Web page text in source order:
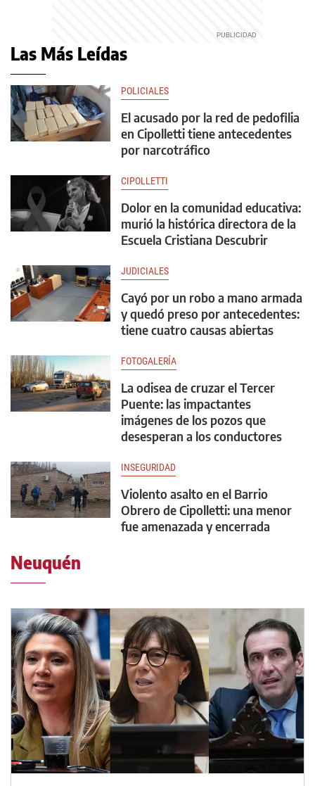
Las Más Leídas
POLICIALES
El acusado por la red de pedofilia
en Cipolletti tiene antecedentes
por narcotráfico
CIPOLLETTI
Dolor en la comunidad educativa:
murió la histórica directora de la
Escuela Cristiana Descubrir
JUDICIALES
Cayó por un robo a mano armada
y quedó preso por antecedentes:
tiene cuatro causas abiertas
FOTOGALERÍA
La odisea de cruzar el Tercer
Puente: las impactantes
imágenes de los pozos que
desesperan a los conductores
INSEGURIDAD
Violento asalto en el Barrio
Obrero de Cipolletti: una menor
fue amenazada y encerrada
Neuquén